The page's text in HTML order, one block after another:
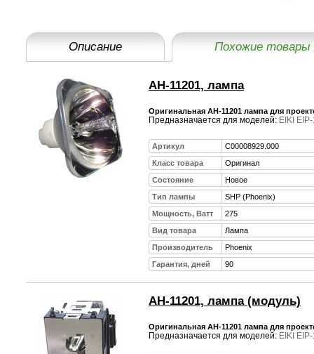
Описание Похожие товары
AH-11201, лампа
Оригинальная AH-11201 лампа для
Предназначается для моделей: EIKI
Артикул
C00008929.000
Класс товара
Оригинал
Состояние
Новое
Тип лампы
SHP (Phoenix)
Мощность, Ватт
275
Вид товара
Лампа
Производитель
Phoenix
Гарантия, дней
90
AH-11201, лампа (модуль)
Оригинальная AH-11201 лампа для
Предназначается для моделей: EIKI